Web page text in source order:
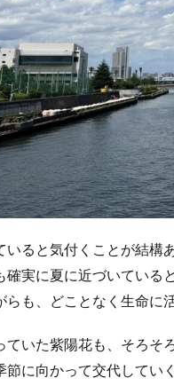
いると気付くことが結構あ
確実に夏に近づいている
らも、どことなく生命に
ていた紫陽花も、そろそ
節に向かって交代してい